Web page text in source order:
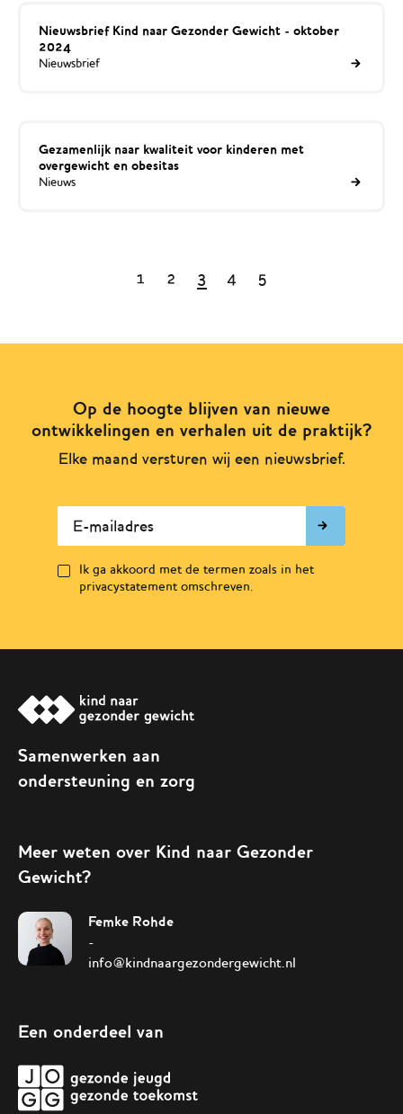
Nieuwsbrief Kind naar Gezonder Gewicht - oktober
2024
Nieuwsbrief
Gezamenlijk naar kwaliteit voor kinderen met
overgewicht en obesitas
Nieuws
1 2 3 4 5
Op de hoogte blijven van nieuwe
ontwikkelingen en verhalen uit de praktijk?
Elke maand versturen wij een nieuwsbrief.
Ik ga akkoord met de termen zoals in het
privacystatement omschreven.
Samenwerken aan
ondersteuning en zorg
Meer weten over Kind naar Gezonder
Gewicht?
Femke Rohde
-
info@kindnaargezondergewicht.nl
Een onderdeel van